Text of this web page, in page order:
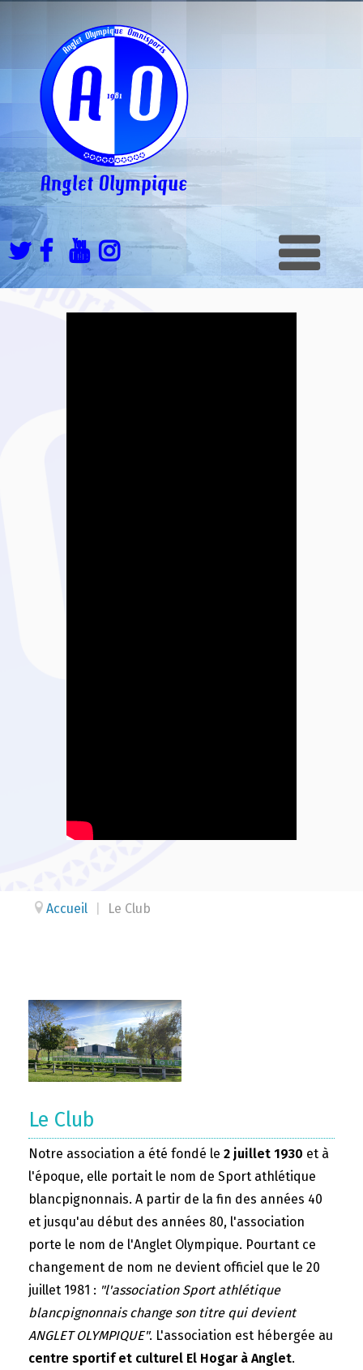
Accueil Le Club
Le Club
Notre association a été fondé le 2 juillet 1930 et à
l'époque, elle portait le nom de Sport athlétique
blancpignonnais. A partir de la fin des années 40
et jusqu'au début des années 80, l'association
porte le nom de l'Anglet Olympique. Pourtant ce
changement de nom ne devient officiel que le 20
juillet 1981 : "l'association Sport athlétique
blancpignonnais change son titre qui devient
ANGLET OLYMPIQUE". L'association est hébergée au
centre sportif et culturel El Hogar à Anglet.